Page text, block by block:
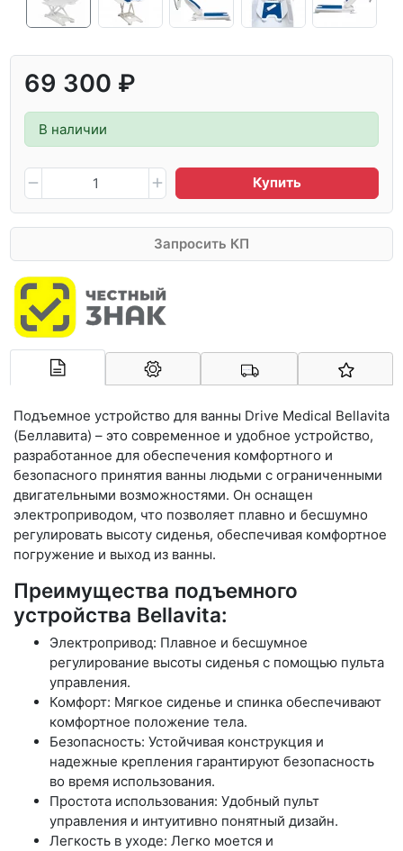
69 300 ₽
В наличии
Купить
Запросить КП
Арконт-Мед
Подъемное устройство для ванны Drive Medical Bellavita
(Беллавита) – это современное и удобное устройство,
разработанное для обеспечения комфортного и
безопасного принятия ванны людьми с ограниченными
двигательными возможностями. Он оснащен
электроприводом, что позволяет плавно и бесшумно
регулировать высоту сиденья, обеспечивая комфортное
погружение и выход из ванны.
Преимущества подъемного
устройства Bellavita:
Электропривод: Плавное и бесшумное
регулирование высоты сиденья с помощью пульта
управления.
Комфорт: Мягкое сиденье и спинка обеспечивают
комфортное положение тела.
Безопасность: Устойчивая конструкция и
надежные крепления гарантируют безопасность
во время использования.
Простота использования: Удобный пульт
управления и интуитивно понятный дизайн.
Легкость в уходе: Легко моется и